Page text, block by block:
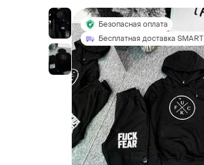
Безопасная оплата
Бесплатная доставка SMART